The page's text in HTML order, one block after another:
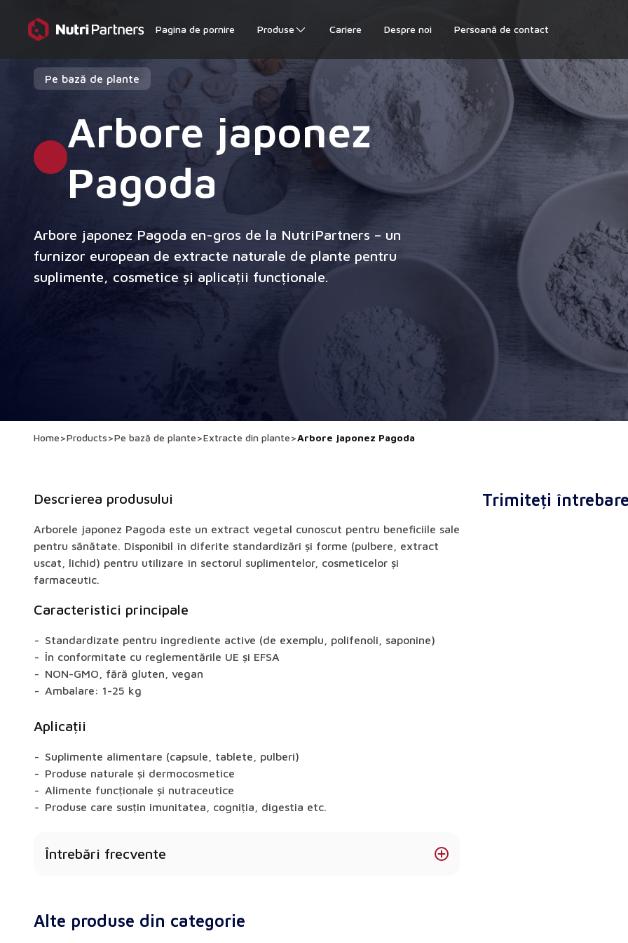
Pagina de pornire Produse Cariere Despre noi Persoană de contact
Pe bază de plante
Arbore japonez
Pagoda
Arbore japonez Pagoda en-gros de la NutriPartners – un
furnizor european de extracte naturale de plante pentru
suplimente, cosmetice și aplicații funcționale.
Home>Products>Pe bază de plante>Extracte din plante>Arbore japonez Pagoda
Descrierea produsului
Arborele japonez Pagoda este un extract vegetal cunoscut pentru beneficiile sale
pentru sănătate. Disponibil în diferite standardizări și forme (pulbere, extract
uscat, lichid) pentru utilizare în sectorul suplimentelor, cosmeticelor și
farmaceutic.
Caracteristici principale
Standardizate pentru ingrediente active (de exemplu, polifenoli, saponine)
În conformitate cu reglementările UE și EFSA
NON-GMO, fără gluten, vegan
Ambalare: 1-25 kg
Aplicații
Suplimente alimentare (capsule, tablete, pulberi)
Produse naturale și dermocosmetice
Alimente funcționale și nutraceutice
Produse care susțin imunitatea, cogniția, digestia etc.
Întrebări frecvente
sau metabolismul, în funcție de materia primă.
Trimiteți
Alte produse din categorie